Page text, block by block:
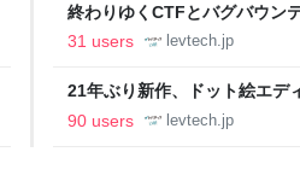
終わりゆくCTFとバグバウン
ること【フォーカス】 - レバ
31 users levtech.jp
21年ぶり新作、ドット絵エデ
ついて作者に聞く【フォーカ
90 users levtech.jp